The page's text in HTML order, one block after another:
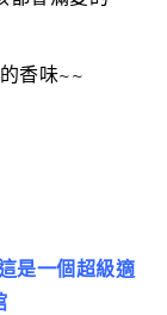
香味~~
是一個超級適